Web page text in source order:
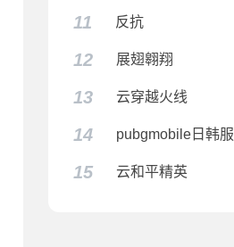
11 反抗
12 展翅翱翔
13 云穿越火线
14 pubgmobile日韩服
15 云和平精英